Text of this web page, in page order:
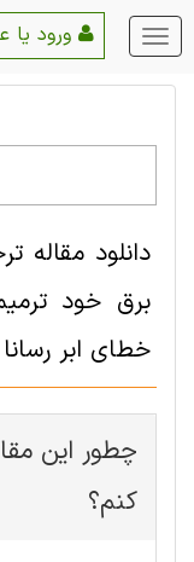
منو
اصلی
دانلود
برق خود
خطای ابر رسانا
چطور این
کنم؟